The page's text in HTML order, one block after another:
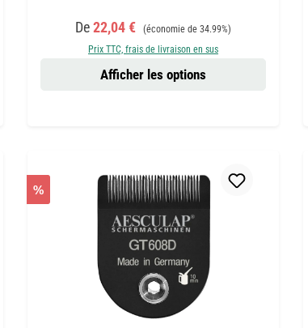
Prix de vente :
De22,04 € Prix régulier :
(économie de 34.99%)
Prix TTC, frais de livraison en sus
Afficher les options
%